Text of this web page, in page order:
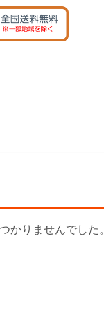
かりませんでした。